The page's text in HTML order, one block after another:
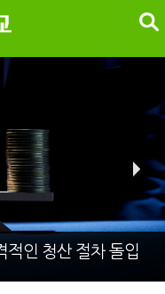
적인 청산 절차 돌입